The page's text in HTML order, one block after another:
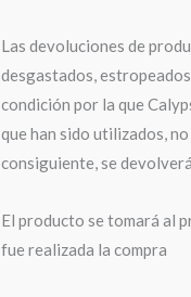
Las devoluciones de
desgastados,
condición por la que
que han sido utilizados,
consiguiente, se
El producto se tomará al
fue realizada la compra